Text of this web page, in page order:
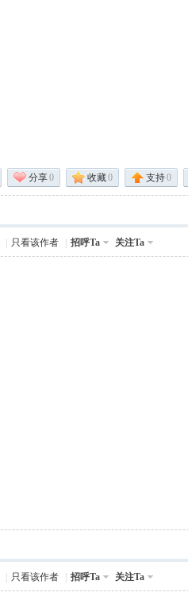
分享0 收藏0 支持0
只看该作者 招呼Ta 关注Ta
只看该作者 招呼Ta 关注Ta